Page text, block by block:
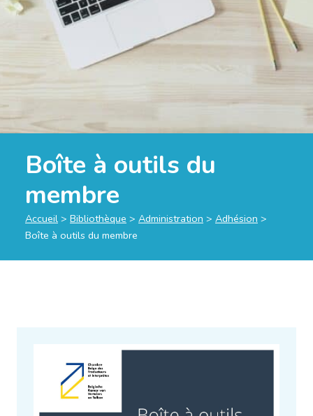
Boîte à outils du
membre
Accueil > Bibliothèque > Administration > Adhésion >
Boîte à outils du membre